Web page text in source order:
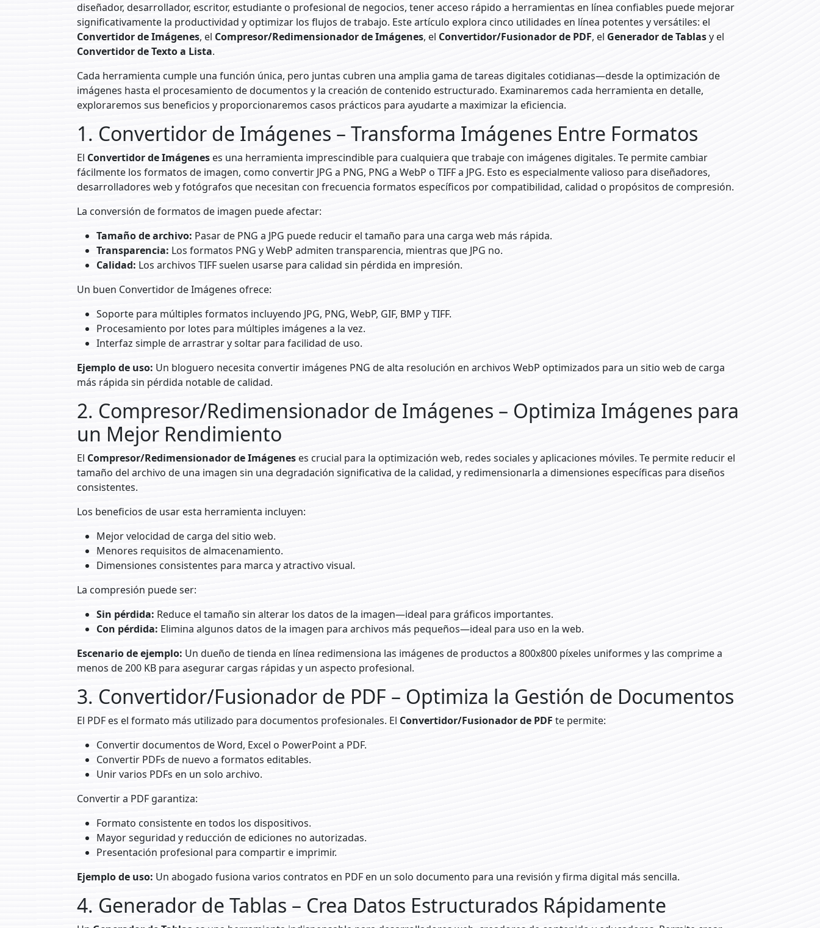
diseñador, desarrollador, escritor, estudiante o profesional de negocios, tener acceso rápido a herramientas en línea confiables puede mejorar
significativamente la productividad y optimizar los flujos de trabajo. Este artículo explora cinco utilidades en línea potentes y versátiles: el
Convertidor de Imágenes, el Compresor/Redimensionador de Imágenes, el Convertidor/Fusionador de PDF, el Generador de Tablasy el
Convertidor de Texto a Lista.
Cada herramienta cumple una función única, pero juntas cubren una amplia gama de tareas digitales cotidianas—desde la optimización de
imágenes hasta el procesamiento de documentos y la creación de contenido estructurado. Examinaremos cada herramienta en detalle,
exploraremos sus beneficios y proporcionaremos casos prácticos para ayudarte a maximizar la eficiencia.
1. Convertidor de Imágenes – Transforma Imágenes Entre Formatos
El Convertidor de Imágeneses una herramienta imprescindible para cualquiera que trabaje con imágenes digitales. Te permite cambiar
fácilmente los formatos de imagen, como convertir JPG a PNG, PNG a WebP o TIFF a JPG. Esto es especialmente valioso para diseñadores,
desarrolladores web y fotógrafos que necesitan con frecuencia formatos específicos por compatibilidad, calidad o propósitos de compresión.
La conversión de formatos de imagen puede afectar:
Tamaño de archivo: Pasar de PNG a JPG puede reducir el tamaño para una carga web más rápida.
Transparencia: Los formatos PNG y WebP admiten transparencia, mientras que JPG no.
Calidad: Los archivos TIFF suelen usarse para calidad sin pérdida en impresión.
Un buen Convertidor de Imágenes ofrece:
Soporte para múltiples formatos incluyendo JPG, PNG, WebP, GIF, BMP y TIFF.
Procesamiento por lotes para múltiples imágenes a la vez.
Interfaz simple de arrastrar y soltar para facilidad de uso.
Ejemplo de uso: Un bloguero necesita convertir imágenes PNG de alta resolución en archivos WebP optimizados para un sitio web de carga
más rápida sin pérdida notable de calidad.
2. Compresor/Redimensionador de Imágenes – Optimiza Imágenes para
un Mejor Rendimiento
El Compresor/Redimensionador de Imágeneses crucial para la optimización web, redes sociales y aplicaciones móviles. Te permite reducir el
tamaño del archivo de una imagen sin una degradación significativa de la calidad, y redimensionarla a dimensiones específicas para diseños
consistentes.
Los beneficios de usar esta herramienta incluyen:
Mejor velocidad de carga del sitio web.
Menores requisitos de almacenamiento.
Dimensiones consistentes para marca y atractivo visual.
La compresión puede ser:
Sin pérdida: Reduce el tamaño sin alterar los datos de la imagen—ideal para gráficos importantes.
Con pérdida: Elimina algunos datos de la imagen para archivos más pequeños—ideal para uso en la web.
Escenario de ejemplo: Un dueño de tienda en línea redimensiona las imágenes de productos a 800x800 píxeles uniformes y las comprime a
menos de 200 KB para asegurar cargas rápidas y un aspecto profesional.
3. Convertidor/Fusionador de PDF – Optimiza la Gestión de Documentos
El PDF es el formato más utilizado para documentos profesionales. El Convertidor/Fusionador de PDF te permite:
Convertir documentos de Word, Excel o PowerPoint a PDF.
Convertir PDFs de nuevo a formatos editables.
Unir varios PDFs en un solo archivo.
Convertir a PDF garantiza:
Formato consistente en todos los dispositivos.
Mayor seguridad y reducción de ediciones no autorizadas.
Presentación profesional para compartir e imprimir.
Ejemplo de uso: Un abogado fusiona varios contratos en PDF en un solo documento para una revisión y firma digital más sencilla.
4. Generador de Tablas – Crea Datos Estructurados Rápidamente